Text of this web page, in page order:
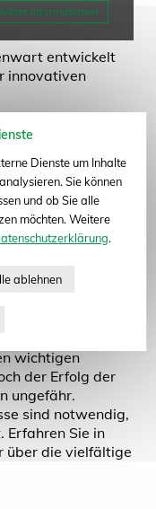
Informationen
entwickelt
innovativen
Nahrungsmittel
in
und schaffen
die
während der
die Qualität
liegt
wichtigen
der Erfolg der
ungefähr.
sind notwendig,
Erfahren Sie in
über die vielfältige
zum Seitenanfang
Dienste um Inhalte
Sie können
und ob Sie alle
möchten. Weitere
.